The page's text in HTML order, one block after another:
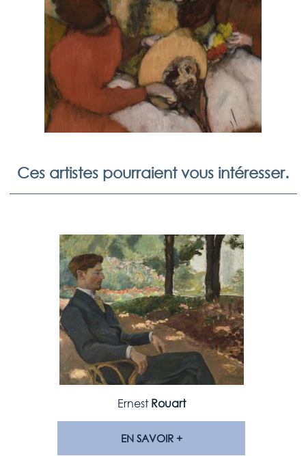
Ces artistes pourraient vous intéresser.
Ernest Rouart
EN SAVOIR +